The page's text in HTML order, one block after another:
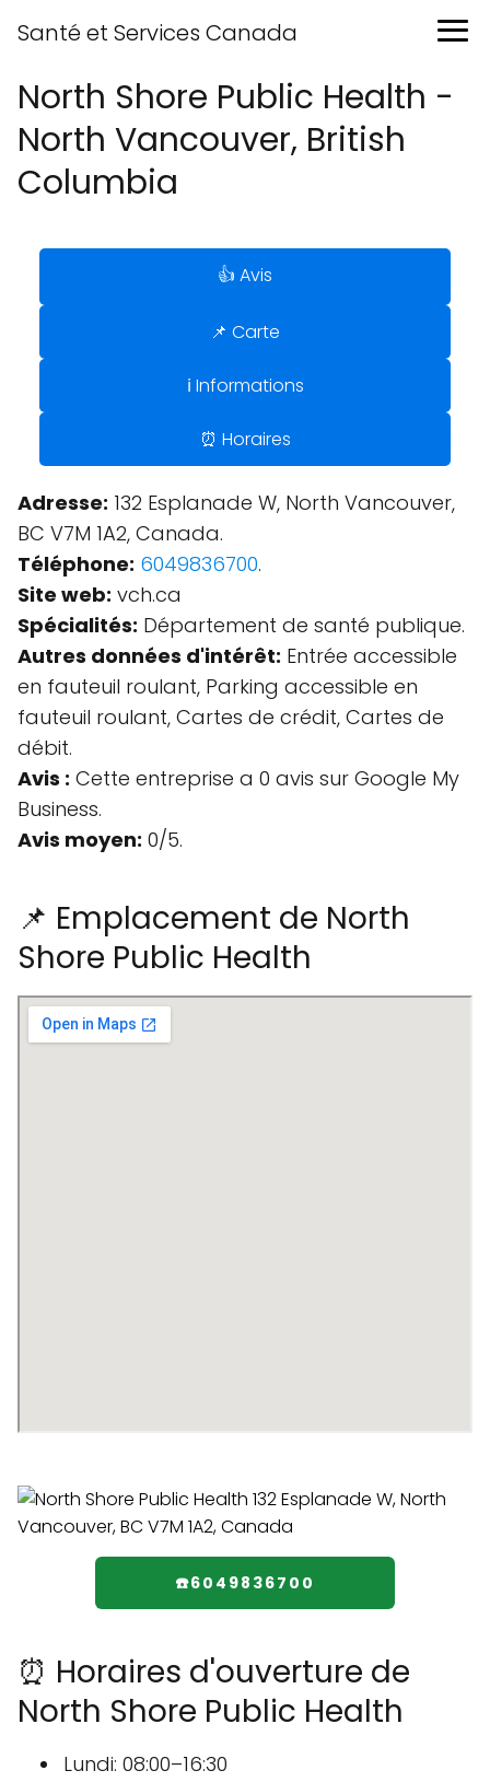
Santé et Services Canada
North Shore Public Health -
North Vancouver, British
Columbia
👍 Avis
📌 Carte
ℹ️ Informations
⏰ Horaires
Adresse: 132 Esplanade W, North Vancouver,
BC V7M 1A2, Canada.
Téléphone: 6049836700.
Site web: vch.ca
Spécialités: Département de santé publique.
Autres données d'intérêt: Entrée accessible
en fauteuil roulant, Parking accessible en
fauteuil roulant, Cartes de crédit, Cartes de
débit.
Avis : Cette entreprise a 0 avis sur Google My
Business.
Avis moyen: 0/5.
📌 Emplacement de North
Shore Public Health
☎️6049836700
⏰ Horaires d'ouverture de
North Shore Public Health
Lundi: 08:00–16:30